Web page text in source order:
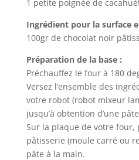
1 petite poignée de
Ingrédient pour la surface
100gr de chocolat noir
Préparation de la base :
Préchauffez le four à 180
Versez l’ensemble des
votre robot (robot mixeur
jusqu’à obtention d’une
Sur la plaque de votre four,
pâtisserie (moule carré ou
pâte à la main.